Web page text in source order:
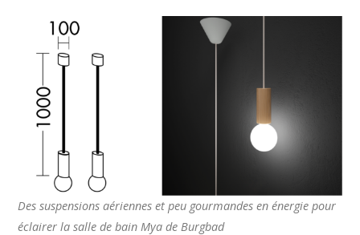
Des suspensions aériennes et peu gourmandes en énergie pour
éclairer la salle de bain Mya de Burgbad